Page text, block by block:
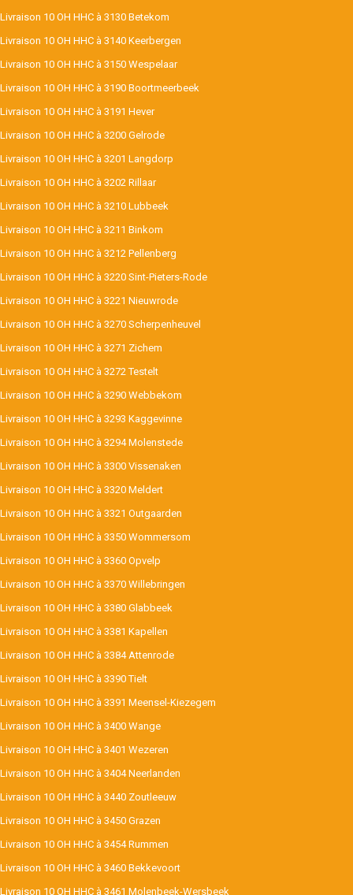
Livraison 10 OH HHC à 3130 Betekom
Livraison 10 OH HHC à 3140 Keerbergen
Livraison 10 OH HHC à 3150 Wespelaar
Livraison 10 OH HHC à 3190 Boortmeerbeek
Livraison 10 OH HHC à 3191 Hever
Livraison 10 OH HHC à 3200 Gelrode
Livraison 10 OH HHC à 3201 Langdorp
Livraison 10 OH HHC à 3202 Rillaar
Livraison 10 OH HHC à 3210 Lubbeek
Livraison 10 OH HHC à 3211 Binkom
Livraison 10 OH HHC à 3212 Pellenberg
Livraison 10 OH HHC à 3220 Sint-Pieters-Rode
Livraison 10 OH HHC à 3221 Nieuwrode
Livraison 10 OH HHC à 3270 Scherpenheuvel
Livraison 10 OH HHC à 3271 Zichem
Livraison 10 OH HHC à 3272 Testelt
Livraison 10 OH HHC à 3290 Webbekom
Livraison 10 OH HHC à 3293 Kaggevinne
Livraison 10 OH HHC à 3294 Molenstede
Livraison 10 OH HHC à 3300 Vissenaken
Livraison 10 OH HHC à 3320 Meldert
Livraison 10 OH HHC à 3321 Outgaarden
Livraison 10 OH HHC à 3350 Wommersom
Livraison 10 OH HHC à 3360 Opvelp
Livraison 10 OH HHC à 3370 Willebringen
Livraison 10 OH HHC à 3380 Glabbeek
Livraison 10 OH HHC à 3381 Kapellen
Livraison 10 OH HHC à 3384 Attenrode
Livraison 10 OH HHC à 3390 Tielt
Livraison 10 OH HHC à 3391 Meensel-Kiezegem
Livraison 10 OH HHC à 3400 Wange
Livraison 10 OH HHC à 3401 Wezeren
Livraison 10 OH HHC à 3404 Neerlanden
Livraison 10 OH HHC à 3440 Zoutleeuw
Livraison 10 OH HHC à 3450 Grazen
Livraison 10 OH HHC à 3454 Rummen
Livraison 10 OH HHC à 3460 Bekkevoort
Livraison 10 OH HHC à 3461 Molenbeek-Wersbeek